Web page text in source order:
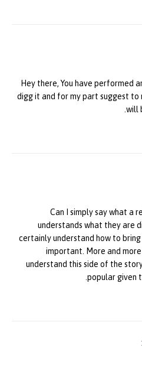
Hey there, You have performed
digg it and for my part suggest to
will
Can I simply say what a
understands what they are
certainly understand how to
important. More and
understand this side of the
popular given